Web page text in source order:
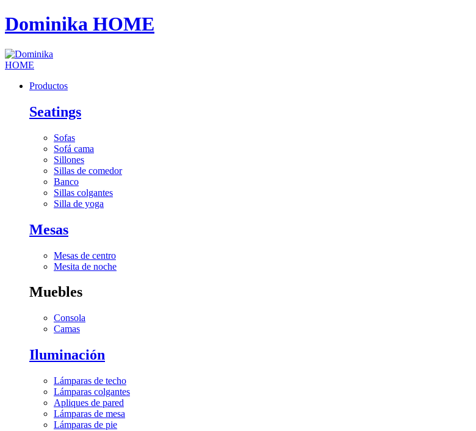
Dominika HOME
Productos
Seatings
Sofas
Sofá cama
Sillones
Sillas de comedor
Banco
Sillas colgantes
Silla de yoga
Mesas
Mesas de centro
Mesita de noche
Muebles
Consola
Camas
Iluminación
Lámparas de techo
Lámparas colgantes
Apliques de pared
Lámparas de mesa
Lámparas de pie